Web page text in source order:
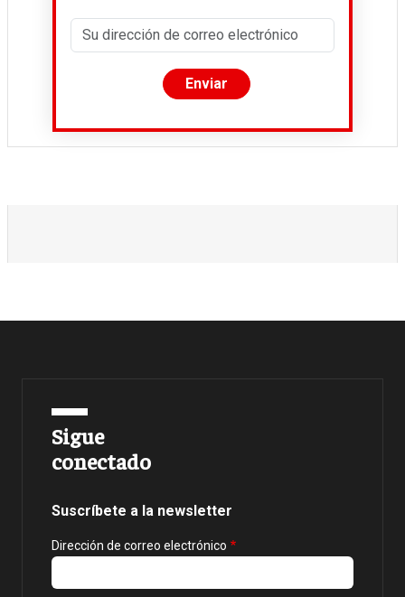
Sigue
conectado
Suscríbete a la newsletter
Dirección de correo electrónico